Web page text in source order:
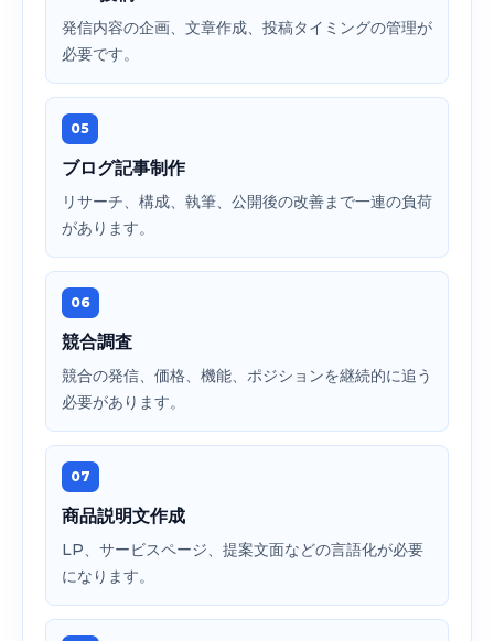
発信内容の企画、文章作成、投稿タイミングの管理が
必要です。
05
ブログ記事制作
リサーチ、構成、執筆、公開後の改善まで一連の負荷
があります。
06
競合調査
競合の発信、価格、機能、ポジションを継続的に追う
必要があります。
07
商品説明文作成
LP、サービスページ、提案文面などの言語化が必要
になります。